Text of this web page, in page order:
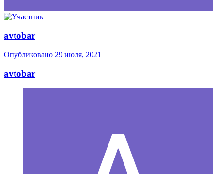
avtobar
Опубликовано 29 июля, 2021
avtobar